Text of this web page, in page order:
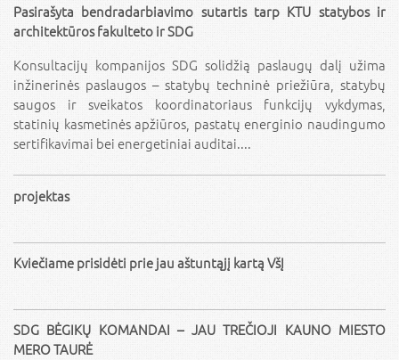
Pasirašyta bendradarbiavimo sutartis tarp KTU statybos ir
architektūros fakulteto ir SDG
Konsultacijų kompanijos SDG solidžią paslaugų dalį užima
inžinerinės paslaugos – statybų techninė priežiūra, statybų
saugos ir sveikatos koordinatoriaus funkcijų vykdymas,
statinių kasmetinės apžiūros, pastatų energinio naudingumo
sertifikavimai bei energetiniai auditai....
projektas
Kviečiame prisidėti prie jau aštuntąjį kartą VšĮ
SDG BĖGIKŲ KOMANDAI – JAU TREČIOJI KAUNO MIESTO
MERO TAURĖ